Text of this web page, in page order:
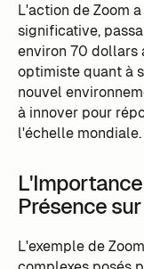
L'action de Zoom
significative,
environ 70 dollars
optimiste quant à
nouvel
à innover pour
l'échelle mondiale.
Présence
L'exemple de